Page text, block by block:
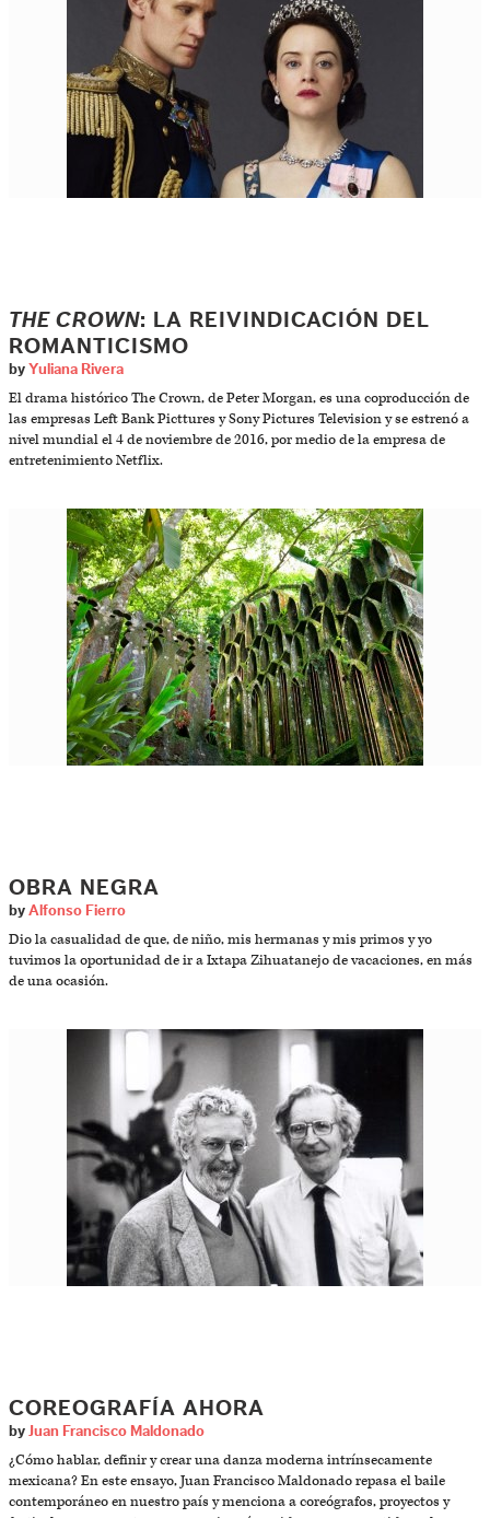
THE CROWN: LA REIVINDICACIÓN DEL
ROMANTICISMO
by Yuliana Rivera
El drama histórico The Crown, de Peter Morgan, es una coproducción de
las empresas Left Bank Picttures y Sony Pictures Television y se estrenó a
nivel mundial el 4 de noviembre de 2016, por medio de la empresa de
entretenimiento Netflix.
OBRA NEGRA
by Alfonso Fierro
Dio la casualidad de que, de niño, mis hermanas y mis primos y yo
tuvimos la oportunidad de ir a Ixtapa Zihuatanejo de vacaciones, en más
de una ocasión.
COREOGRAFÍA AHORA
by Juan Francisco Maldonado
¿Cómo hablar, definir y crear una danza moderna intrínsecamente
mexicana? En este ensayo, Juan Francisco Maldonado repasa el baile
contemporáneo en nuestro país y menciona a coreógrafos, proyectos y